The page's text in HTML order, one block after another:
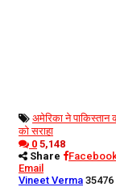
अमेरिका ने पाकिस्तान
को सराहा
0 5,148
Share
Email
Vineet Verma